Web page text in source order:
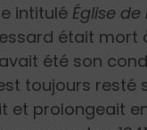
intitulé Église de
était mort
été son
toujours resté
et prolongeait